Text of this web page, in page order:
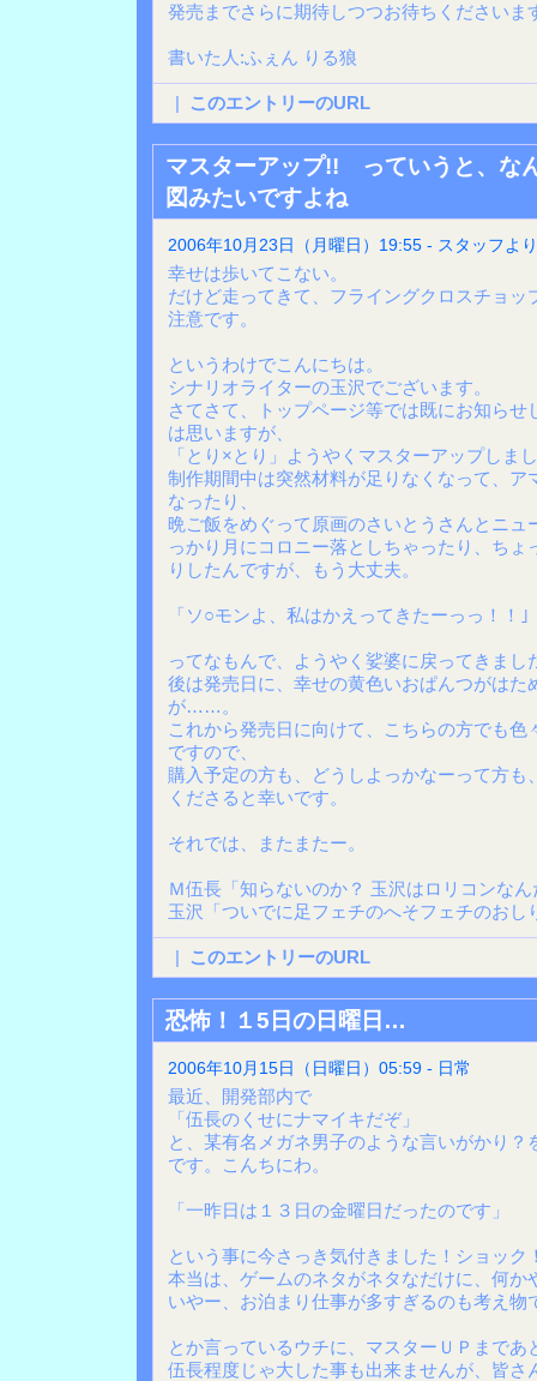
発売までさらに期待しつつお待ちくださいま
書いた人:ふぇん りる狼
| このエントリーのURL
マスターアップ!! っていうと、な
図みたいですよね
2006年10月23日（月曜日）19:55 - スタッフより
幸せは歩いてこない。
だけど走ってきて、フライングクロスチョッ
注意です。
というわけでこんにちは。
シナリオライターの玉沢でございます。
さてさて、トップページ等では既にお知ら
は思いますが、
「とり×とり」ようやくマスターアップしま
制作期間中は突然材料が足りなくなって、ア
なったり、
晩ご飯をめぐって原画のさいとうさんとニュ
っかり月にコロニー落としちゃったり、ち
りしたんですが、もう大丈夫。
「ソ○モンよ、私はかえってきたーっっ！！｣
ってなもんで、ようやく娑婆に戻ってきまし
後は発売日に、幸せの黄色いおぱんつがはた
が……。
これから発売日に向けて、こちらの方でも
ですので、
購入予定の方も、どうしよっかなーって方も
くださると幸いです。
それでは、またまたー。
Ｍ伍長「知らないのか？ 玉沢はロリコンな
玉沢「ついでに足フェチのへそフェチのおし
| このエントリーのURL
恐怖！１5日の日曜日…
2006年10月15日（日曜日）05:59 - 日常
最近、開発部内で
「伍長のくせにナマイキだぞ」
と、某有名メガネ男子のような言いがかり？
です。こんちにわ。
「一昨日は１３日の金曜日だったのです」
という事に今さっき気付きました！ショック
本当は、ゲームのネタがネタなだけに、何
いやー、お泊まり仕事が多すぎるのも考え物
とか言っているウチに、マスターＵＰまであ
伍長程度じゃ大した事も出来ませんが、皆さ